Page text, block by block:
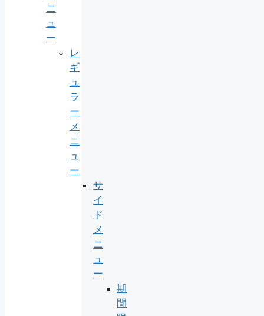
ニ
ュ
ー
レ
ギ
ュ
ラ
ー
メ
ニ
ュ
ー
サ
イ
ド
メ
ニ
ュ
ー
期
間